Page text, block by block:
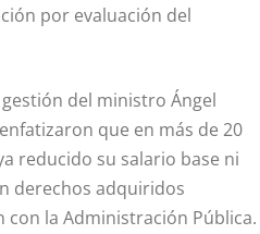
por evaluación del
del ministro Ángel
que en más de 20
reducido su salario base ni
derechos adquiridos
con la Administración Pública.